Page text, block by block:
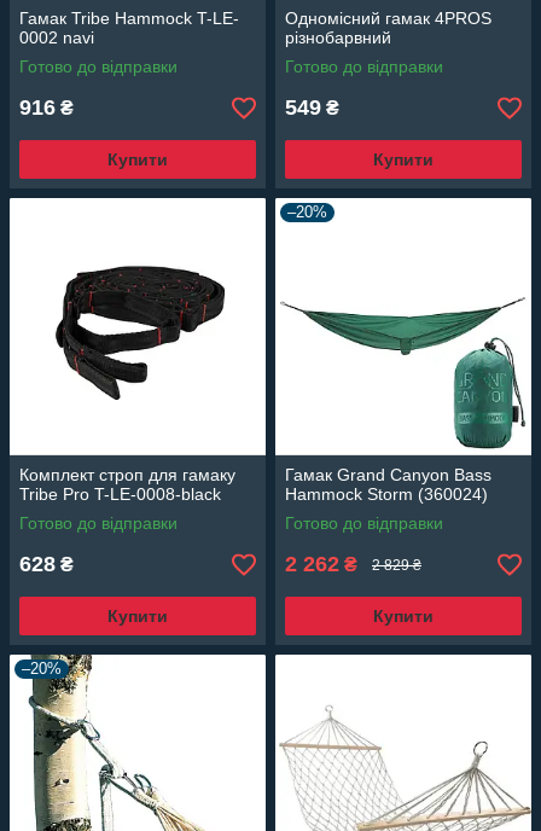
Гамак Tribe Hammock T-LE-
0002 navi
Готово до відправки
916 ₴
Купити
Одномісний гамак 4PROS
різнобарвний
Готово до відправки
549 ₴
Купити
Комплект строп для гамаку
Tribe Pro T-LE-0008-black
Готово до відправки
628 ₴
Купити
–20%
Гамак Grand Canyon Bass
Hammock Storm (360024)
Готово до відправки
2 262 ₴ 2 829 ₴
Купити
–20%